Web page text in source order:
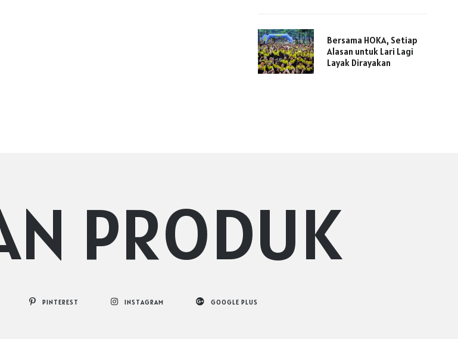
Bersama HOKA, Setiap
Alasan untuk Lari Lagi
Layak Dirayakan
PRODUK
PINTEREST INSTAGRAM GOOGLE PLUS